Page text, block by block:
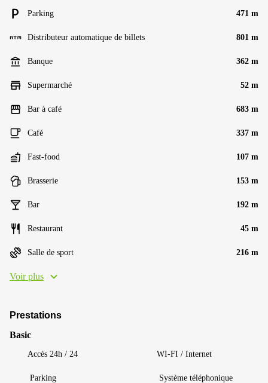
Parking 471 m
Distributeur automatique de billets 801 m
Banque 362 m
Supermarché 52 m
Bar à café 683 m
Café 337 m
Fast-food 107 m
Brasserie 153 m
Bar 192 m
Restaurant 45 m
Salle de sport 216 m
Voir plus
Prestations
Basic
Accès 24h / 24 WI-FI / Internet
Parking Système téléphonique